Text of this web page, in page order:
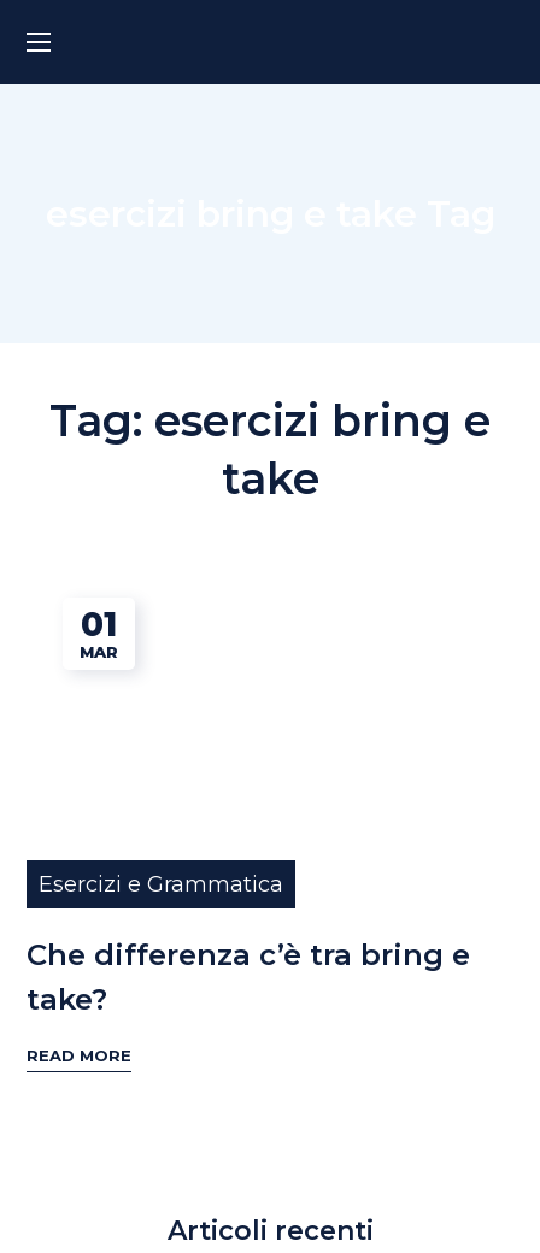
Tag: esercizi bring e
take
01
MAR
Esercizi e Grammatica
Che differenza c’è tra bring e
take?
READ MORE
Articoli recenti